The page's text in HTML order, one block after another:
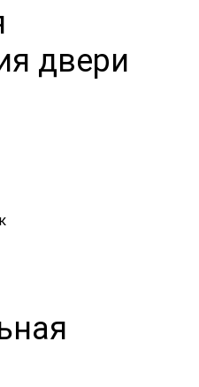
двери